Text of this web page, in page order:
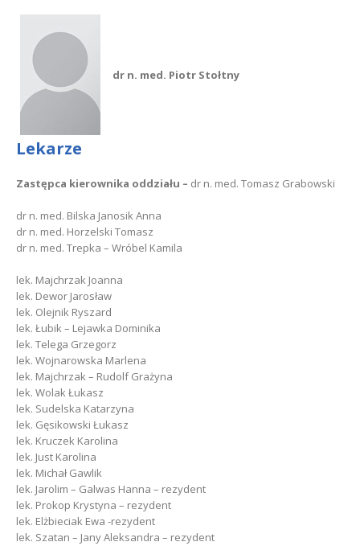
dr n. med. Piotr Stołtny
Lekarze
Zastępca kierownika oddziału – dr n. med. Tomasz Grabowski
dr n. med. Bilska Janosik Anna
dr n. med. Horzelski Tomasz
dr n. med. Trepka – Wróbel Kamila
lek. Majchrzak Joanna
lek. Dewor Jarosław
lek. Olejnik Ryszard
lek. Łubik – Lejawka Dominika
lek. Telega Grzegorz
lek. Wojnarowska Marlena
lek. Majchrzak – Rudolf Grażyna
lek. Wolak Łukasz
lek. Sudelska Katarzyna
lek. Gęsikowski Łukasz
lek. Kruczek Karolina
lek. Just Karolina
lek. Michał Gawlik
lek. Jarolim – Galwas Hanna – rezydent
lek. Prokop Krystyna – rezydent
lek. Elżbieciak Ewa -rezydent
lek. Szatan – Jany Aleksandra – rezydent